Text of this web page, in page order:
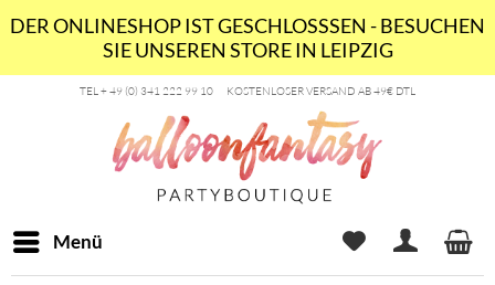
DER ONLINESHOP IST GESCHLOSSSEN - BESUCHEN
SIE UNSEREN STORE IN LEIPZIG
TEL + 49 (0) 341 222 99 10 KOSTENLOSER VERSAND AB 49€ DTL
Menü